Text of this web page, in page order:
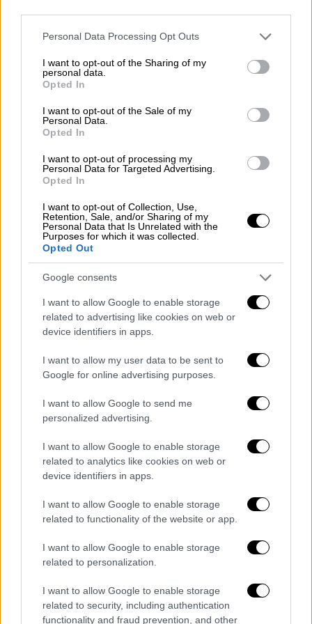
Please note that this website/app uses one or more Google
not limited to your visit or usage behaviour. You may click to
grant or deny consent to Google and its third-party tags to
use your data for below specified purposes in below Google
consent section.
Personal Data Processing Opt Outs
I want to opt-out of the Sharing of my
personal data.
Opted In
I want to opt-out of the Sale of my
Personal Data.
Opted In
I want to opt-out of processing my
Personal Data for Targeted Advertising.
Opted In
I want to opt-out of Collection, Use,
Retention, Sale, and/or Sharing of my
Personal Data that Is Unrelated with the
Purposes for which it was collected.
Opted Out
Google consents
I want to allow Google to enable storage
related to advertising like cookies on web or
device identifiers in apps.
I want to allow my user data to be sent to
Google for online advertising purposes.
I want to allow Google to send me
personalized advertising.
I want to allow Google to enable storage
related to analytics like cookies on web or
device identifiers in apps.
I want to allow Google to enable storage
related to functionality of the website or app.
I want to allow Google to enable storage
related to personalization.
I want to allow Google to enable storage
related to security, including authentication
functionality and fraud prevention, and other
από τον Επικεφαλής τηςΑΔΑΕ, κ.Χρήστο
Ράμμο, με την οποία με ενημερώνει για τα
Αρχής, μιας και η κοινοβουλευτική
πλειοψηφία της Νέας Δημοκρατίας
απαγορεύει ως σήμερα τη νόμιμη ενημέρωση
της Βουλής και κατ’ επέκταση ολόκληρου
βουλευτές, που ενώ με προέτρεπαν επί
μήνες σε μια παράνομη διαδικασία
ενημέρωσης "στο αυτί", σήμερα εμποδίζουν
τον ελληνικό λαό να μάθει με νόμιμο τρόπο
την αλήθεια».
«Ολοκληρώνεται και τεκμηριώνεται έτσι η
εικόνα της θεσμικής παρακμής, που
κορυφώθηκε με τη συγκάλυψη του
σκανδάλου στηνΕξεταστική Επιτροπή -
Παρωδία και τη συνεχιζόμενη επιχείρηση
αντισυνταγματικής φίμωσης των
Ανεξάρτητων Αρχών. Όλα αυτά συνιστούν
τη χώρα διεθνώς», υποστηρίζει ο κ.
Ανδρουλάκης και τονίζει:
Όσα με αγώνες κατέκτησε ο ελληνικός
λαός, δεν θα γίνουν βορά στην εξουσιομανία
του κ. Μητσοτάκη. Ο Πρωθυπουργός απόψε
έχει δύο υποχρεώσεις: Η πρώτη, να
απαντήσει στα αμείλικτα ερωτήματα που
ανακύπτουν για το κράτος δικαίου και την
εθνική μας ασφάλεια. Και η δεύτερη, να
προκαλέσει άμεσα, αύριο το πρωί, την
ενημέρωση της Επιτροπής Θεσμών και